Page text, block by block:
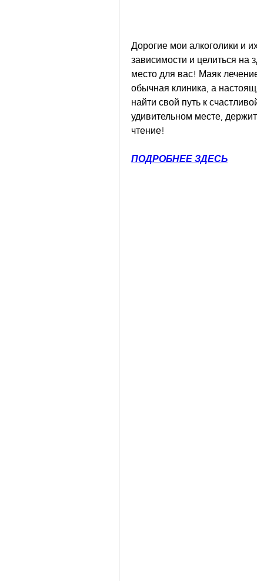
Дорогие мои алкоголики и
зависимости и целиться на
место для вас! Маяк
обычная клиника, а
найти свой путь к
удивительном месте,
чтение!
ПОДРОБНЕЕ ЗДЕСЬ